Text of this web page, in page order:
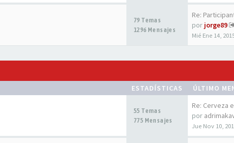
79 Temas
1296 Mensajes
Re:
por jorge89
Mié Ene 14,
ESTADÍSTICAS ÚLTIMO
55 Temas
775 Mensajes
Re: Cerveza
por
Jue Nov 10,